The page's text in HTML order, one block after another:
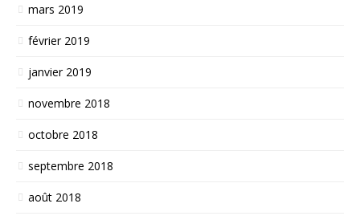
mars 2019
février 2019
janvier 2019
novembre 2018
octobre 2018
septembre 2018
août 2018